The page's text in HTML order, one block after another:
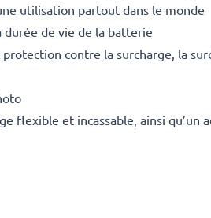
utilisation partout dans le monde
de vie de la batterie
contre la surcharge, la
flexible et incassable, ainsi qu’un